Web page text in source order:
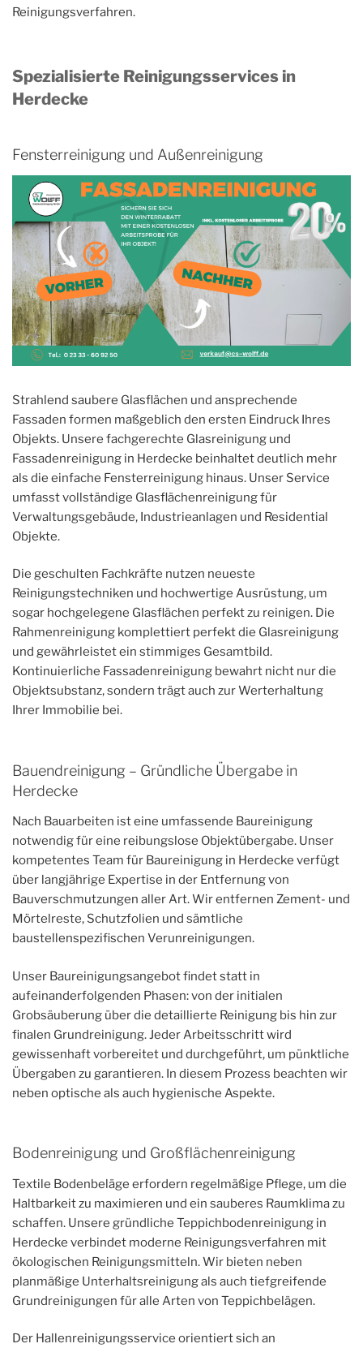
Reinigungsverfahren.
Spezialisierte Reinigungsservices in
Herdecke
Fensterreinigung und Außenreinigung
Strahlend saubere Glasflächen und ansprechende
Fassaden formen maßgeblich den ersten Eindruck Ihres
Objekts. Unsere fachgerechte Glasreinigung und
Fassadenreinigung in Herdecke beinhaltet deutlich mehr
als die einfache Fensterreinigung hinaus. Unser Service
umfasst vollständige Glasflächenreinigung für
Verwaltungsgebäude, Industrieanlagen und Residential
Objekte.
Die geschulten Fachkräfte nutzen neueste
Reinigungstechniken und hochwertige Ausrüstung, um
sogar hochgelegene Glasflächen perfekt zu reinigen. Die
Rahmenreinigung komplettiert perfekt die Glasreinigung
und gewährleistet ein stimmiges Gesamtbild.
Kontinuierliche Fassadenreinigung bewahrt nicht nur die
Objektsubstanz, sondern trägt auch zur Werterhaltung
Ihrer Immobilie bei.
Bauendreinigung – Gründliche Übergabe in
Herdecke
Nach Bauarbeiten ist eine umfassende Baureinigung
notwendig für eine reibungslose Objektübergabe. Unser
kompetentes Team für Baureinigung in Herdecke verfügt
über langjährige Expertise in der Entfernung von
Bauverschmutzungen aller Art. Wir entfernen Zement- und
Mörtelreste, Schutzfolien und sämtliche
baustellenspezifischen Verunreinigungen.
Unser Baureinigungsangebot findet statt in
aufeinanderfolgenden Phasen: von der initialen
Grobsäuberung über die detaillierte Reinigung bis hin zur
finalen Grundreinigung. Jeder Arbeitsschritt wird
gewissenhaft vorbereitet und durchgeführt, um pünktliche
Übergaben zu garantieren. In diesem Prozess beachten wir
neben optische als auch hygienische Aspekte.
Bodenreinigung und Großflächenreinigung
Textile Bodenbeläge erfordern regelmäßige Pflege, um die
Haltbarkeit zu maximieren und ein sauberes Raumklima zu
schaffen. Unsere gründliche Teppichbodenreinigung in
Herdecke verbindet moderne Reinigungsverfahren mit
ökologischen Reinigungsmitteln. Wir bieten neben
planmäßige Unterhaltsreinigung als auch tiefgreifende
Grundreinigungen für alle Arten von Teppichbelägen.
Der Hallenreinigungsservice orientiert sich an